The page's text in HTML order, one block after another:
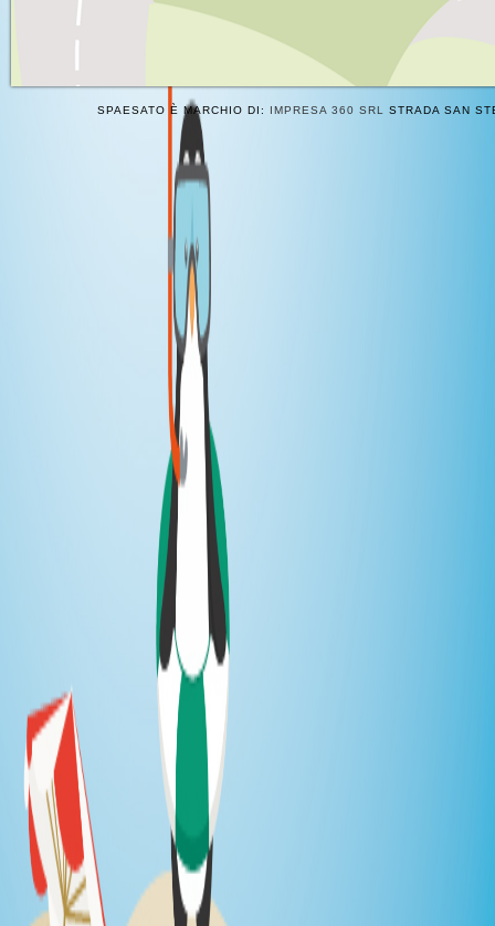
SPAESATO È MARCHIO DI: IMPRESA 360 SRL STRADA SAN